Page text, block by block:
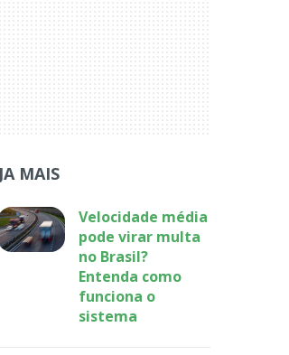
MAIS
Velocidade média
pode virar multa
no Brasil?
Entenda como
funciona o
sistema